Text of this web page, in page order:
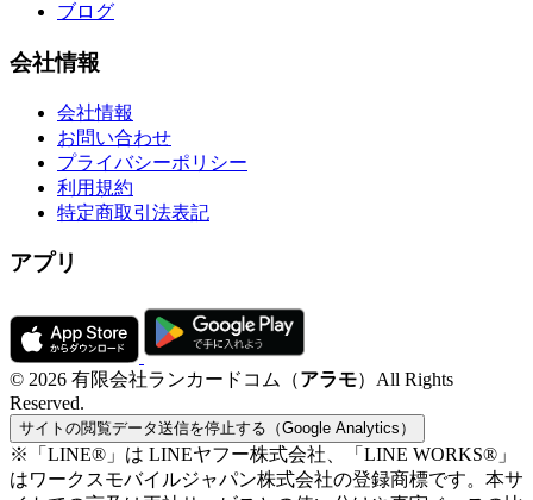
ブログ
会社情報
会社情報
お問い合わせ
プライバシーポリシー
利用規約
特定商取引法表記
アプリ
© 2026 有限会社ランカードコム（アラモ）All Rights
Reserved.
サイトの閲覧データ送信を停止する（Google Analytics）
※「LINE®」は LINEヤフー株式会社、「LINE WORKS®」
はワークスモバイルジャパン株式会社の登録商標です。本サ